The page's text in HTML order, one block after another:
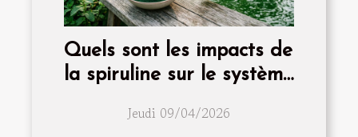
Quels sont les impacts de
la spiruline sur le système
Jeudi 09/04/2026